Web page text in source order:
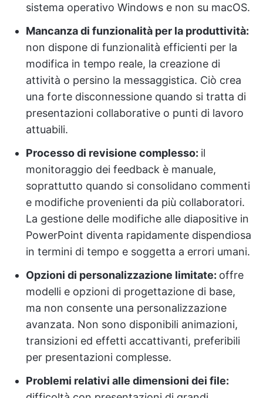
sistema operativo Windows e non su macOS.
Mancanza di funzionalità per la produttività:
non dispone di funzionalità efficienti per la
modifica in tempo reale, la creazione di
attività o persino la messaggistica. Ciò crea
una forte disconnessione quando si tratta di
presentazioni collaborative o punti di lavoro
attuabili.
Processo di revisione complesso: il
monitoraggio dei feedback è manuale,
soprattutto quando si consolidano commenti
e modifiche provenienti da più collaboratori.
La gestione delle modifiche alle diapositive in
PowerPoint diventa rapidamente dispendiosa
in termini di tempo e soggetta a errori umani.
Opzioni di personalizzazione limitate: offre
modelli e opzioni di progettazione di base,
ma non consente una personalizzazione
avanzata. Non sono disponibili animazioni,
transizioni ed effetti accattivanti, preferibili
per presentazioni complesse.
Problemi relativi alle dimensioni dei file: